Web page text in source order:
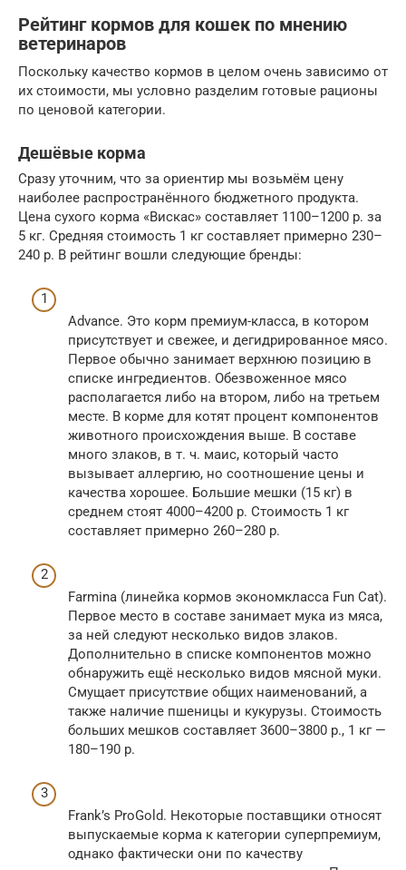
Рейтинг кормов для кошек по мнению
ветеринаров
Поскольку качество кормов в целом очень зависимо от
их стоимости, мы условно разделим готовые рационы
по ценовой категории.
Дешёвые корма
Сразу уточним, что за ориентир мы возьмём цену
наиболее распространённого бюджетного продукта.
Цена сухого корма «Вискас» составляет 1100–1200 р. за
5 кг. Средняя стоимость 1 кг составляет примерно 230–
240 р. В рейтинг вошли следующие бренды:
Advance. Это корм премиум-класса, в котором
присутствует и свежее, и дегидрированное мясо.
Первое обычно занимает верхнюю позицию в
списке ингредиентов. Обезвоженное мясо
располагается либо на втором, либо на третьем
месте. В корме для котят процент компонентов
животного происхождения выше. В составе
много злаков, в т. ч. маис, который часто
вызывает аллергию, но соотношение цены и
качества хорошее. Большие мешки (15 кг) в
среднем стоят 4000–4200 р. Стоимость 1 кг
составляет примерно 260–280 р.
Farmina (линейка кормов экономкласса Fun Cat).
Первое место в составе занимает мука из мяса,
за ней следуют несколько видов злаков.
Дополнительно в списке компонентов можно
обнаружить ещё несколько видов мясной муки.
Смущает присутствие общих наименований, а
также наличие пшеницы и кукурузы. Стоимость
больших мешков составляет 3600–3800 р., 1 кг —
180–190 р.
Frank’s ProGold. Некоторые поставщики относят
выпускаемые корма к категории суперпремиум,
однако фактически они по качеству